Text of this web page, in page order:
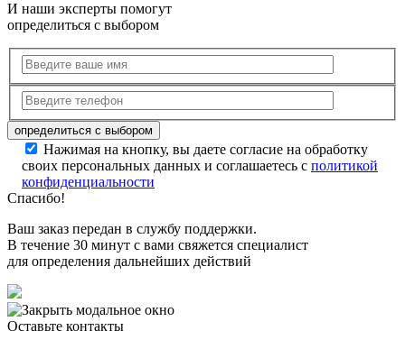
И наши эксперты помогут
определиться с выбором
Нажимая на кнопку, вы даете согласие на обработку
своих персональных данных и соглашаетесь с политикой
конфиденциальности
Спасибо!
Ваш заказ передан в службу поддержки.
В течение 30 минут с вами свяжется специалист
для определения дальнейших действий
Оставьте контакты